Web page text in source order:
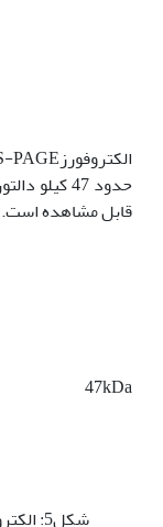
قابل مشاهده است.
47kDa